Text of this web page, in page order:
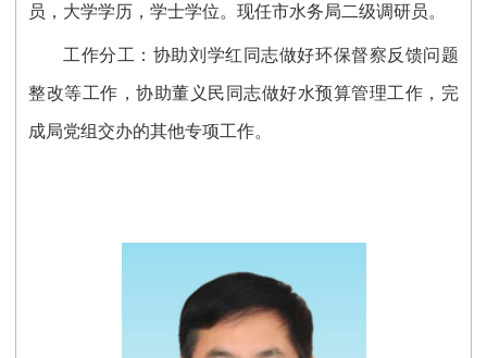
员，大学学历，学士学位。现任市水务局二级调研员。
工作分工： 协助刘学红 同志做好环保督察反馈问题
整改等工作，协助董义民同志做好水预算管理工作， 完
成局党组交办的其他专项工作。